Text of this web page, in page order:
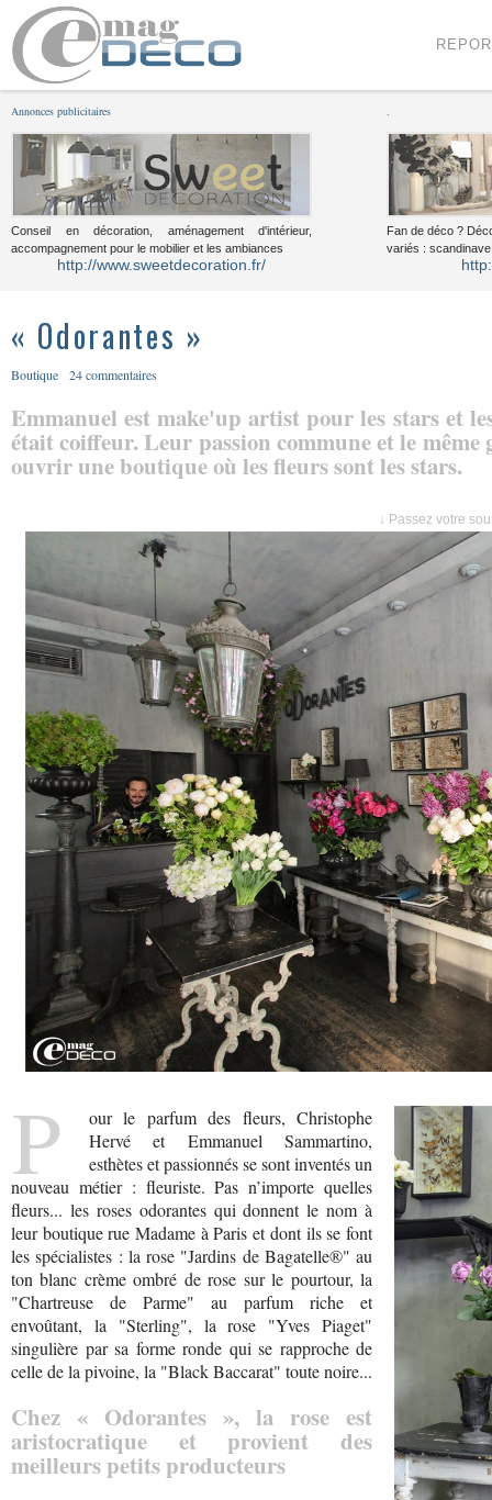
Annonces publicitaires
Conseil en décoration, aménagement d'intérieur,
accompagnement pour le mobilier et les ambiances
http://www.sweetdecoration.fr/
Fan de déco ?
variés :
« Odorantes »
Boutique 24 commentaires
Emmanuel est make'up artist pour les stars et
était coiffeur. Leur passion commune et le même
ouvrir une boutique où les fleurs sont les stars.
↓ Passez votre
P
our le parfum des fleurs, Christophe
Hervé et Emmanuel Sammartino,
esthètes et passionnés se sont inventés un
nouveau métier : fleuriste. Pas n’importe quelles
fleurs... les roses odorantes qui donnent le nom à
leur boutique rue Madame à Paris et dont ils se font
les spécialistes : la rose "Jardins de Bagatelle®" au
ton blanc crème ombré de rose sur le pourtour, la
"Chartreuse de Parme" au parfum riche et
envoûtant, la "Sterling", la rose "Yves Piaget"
singulière par sa forme ronde qui se rapproche de
celle de la pivoine, la "Black Baccarat" toute noire...
Chez « Odorantes », la rose est
aristocratique et provient des
meilleurs petits producteurs